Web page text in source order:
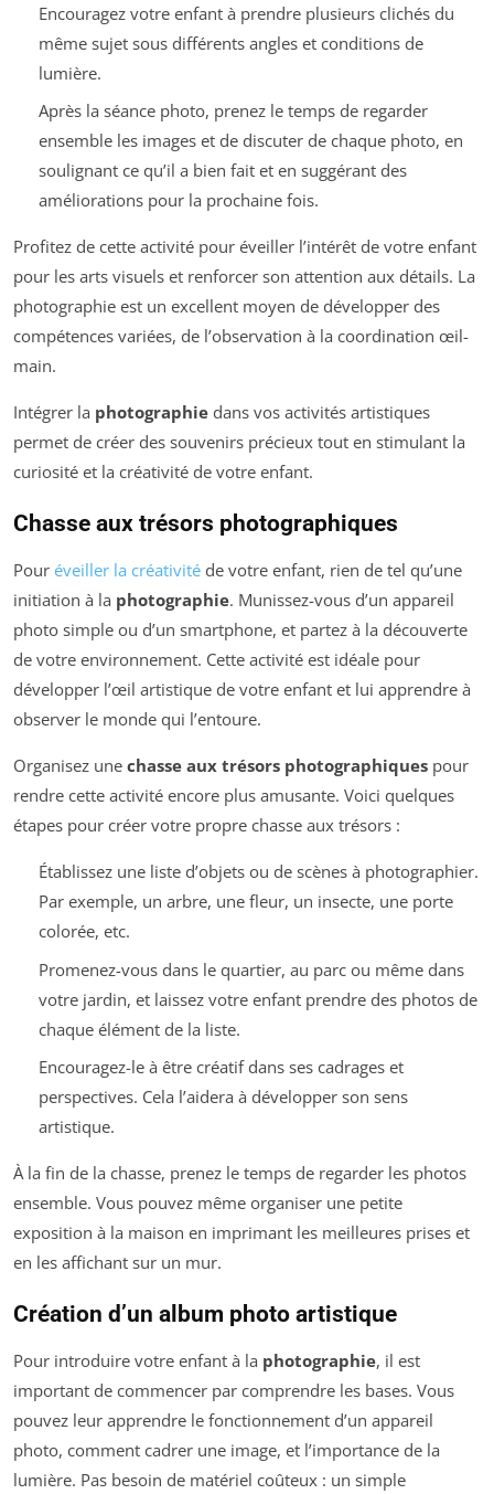
Encouragez votre enfant à prendre plusieurs clichés du
même sujet sous différents angles et conditions de
lumière.
Après la séance photo, prenez le temps de regarder
ensemble les images et de discuter de chaque photo, en
soulignant ce qu’il a bien fait et en suggérant des
améliorations pour la prochaine fois.
Profitez de cette activité pour éveiller l’intérêt de votre enfant
pour les arts visuels et renforcer son attention aux détails. La
photographie est un excellent moyen de développer des
compétences variées, de l’observation à la coordination œil-
main.
Intégrer la photographie dans vos activités artistiques
permet de créer des souvenirs précieux tout en stimulant la
curiosité et la créativité de votre enfant.
Chasse aux trésors photographiques
Pour éveiller la créativité de votre enfant, rien de tel qu’une
initiation à la photographie. Munissez-vous d’un appareil
photo simple ou d’un smartphone, et partez à la découverte
de votre environnement. Cette activité est idéale pour
développer l’œil artistique de votre enfant et lui apprendre à
observer le monde qui l’entoure.
Organisez une chasse aux trésors photographiques pour
rendre cette activité encore plus amusante. Voici quelques
étapes pour créer votre propre chasse aux trésors :
Établissez une liste d’objets ou de scènes à photographier.
Par exemple, un arbre, une fleur, un insecte, une porte
colorée, etc.
Promenez-vous dans le quartier, au parc ou même dans
votre jardin, et laissez votre enfant prendre des photos de
chaque élément de la liste.
Encouragez-le à être créatif dans ses cadrages et
perspectives. Cela l’aidera à développer son sens
artistique.
À la fin de la chasse, prenez le temps de regarder les photos
ensemble. Vous pouvez même organiser une petite
exposition à la maison en imprimant les meilleures prises et
en les affichant sur un mur.
Création d’un album photo artistique
Pour introduire votre enfant à la photographie, il est
important de commencer par comprendre les bases. Vous
pouvez leur apprendre le fonctionnement d’un appareil
photo, comment cadrer une image, et l’importance de la
lumière. Pas besoin de matériel coûteux : un simple